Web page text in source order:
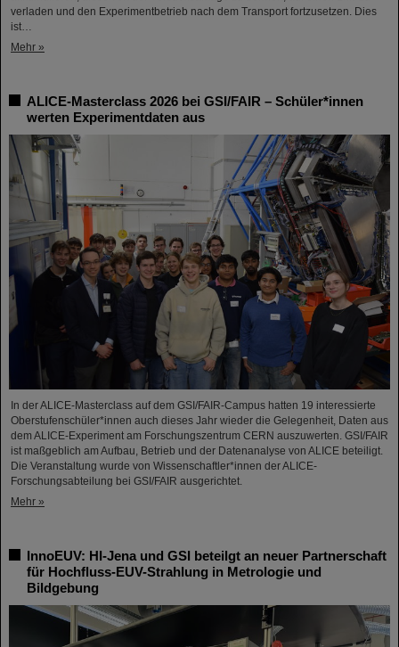
verladen und den Experimentbetrieb nach dem Transport fortzusetzen. Dies
ist…
Mehr »
ALICE-Masterclass 2026 bei GSI/FAIR – Schüler*innen
werten Experimentdaten aus
In der ALICE-Masterclass auf dem GSI/FAIR-Campus hatten 19 interessierte
Oberstufenschüler*innen auch dieses Jahr wieder die Gelegenheit, Daten aus
dem ALICE-Experiment am Forschungszentrum CERN auszuwerten. GSI/FAIR
ist maßgeblich am Aufbau, Betrieb und der Datenanalyse von ALICE beteiligt.
Die Veranstaltung wurde von Wissenschaftler*innen der ALICE-
Forschungsabteilung bei GSI/FAIR ausgerichtet.
Mehr »
InnoEUV: HI-Jena und GSI beteilgt an neuer Partnerschaft
für Hochfluss-EUV-Strahlung in Metrologie und
Bildgebung